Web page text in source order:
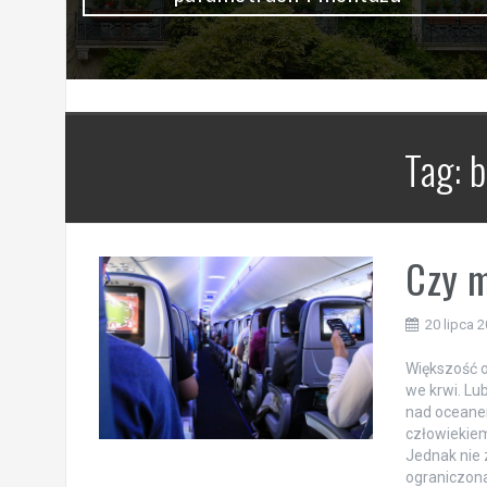
Tag:
Czy
20 lipca
Większość
we krwi.
nad
Jednak nie